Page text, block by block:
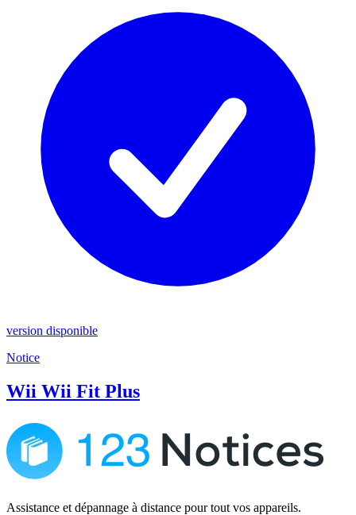
version disponible
Notice
Wii Wii Fit Plus
Assistance et dépannage à distance pour tout vos appareils.